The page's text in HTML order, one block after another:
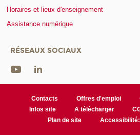
Horaires et lieux d'enseignement
Assistance numérique
RÉSEAUX SOCIAUX
Contacts Offres d'emploi
Infos site
A télécharger
Plan de site